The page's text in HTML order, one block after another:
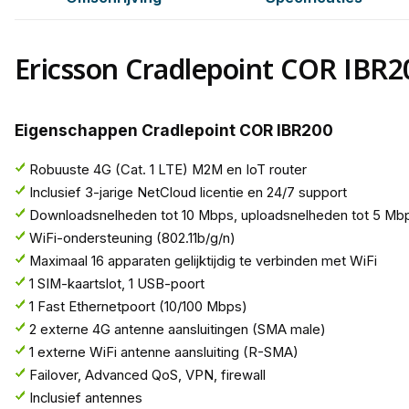
Ericsson Cradlepoint COR
Eigenschappen Cradlepoint COR IBR200
Robuuste 4G (Cat. 1 LTE) M2M en IoT router
Inclusief 3-jarige NetCloud licentie en 24/7 support
Downloadsnelheden tot 10 Mbps, uploadsnelheden tot 5
WiFi-ondersteuning (802.11b/g/n)
Maximaal 16 apparaten gelijktijdig te verbinden met WiFi
1 SIM-kaartslot, 1 USB-poort
1 Fast Ethernetpoort (10/100 Mbps)
2 externe 4G antenne aansluitingen (SMA male)
1 externe WiFi antenne aansluiting (R-SMA)
Failover, Advanced QoS, VPN, firewall
Inclusief antennes